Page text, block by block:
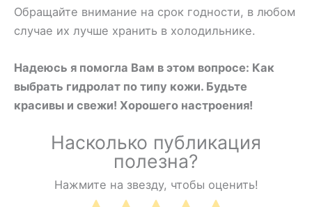
Обращайте внимание на срок годности, в любом
случае их лучше хранить в холодильнике.
Надеюсь я помогла Вам в этом вопросе: Как
выбрать гидролат по типу кожи. Будьте
красивы и свежи! Хорошего настроения!
Насколько публикация
полезна?
Нажмите на звезду, чтобы оценить!